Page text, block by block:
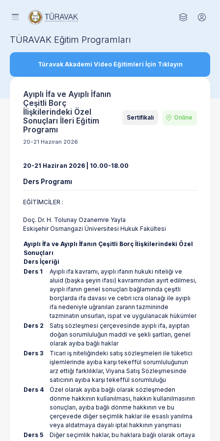
TÜRAVAK Eğitim Programları
Türavak Akademi Video Eğitimleri İçin Tıklayın
Ayıplı İfa ve Ayıplı İfanın
Çeşitli Borç
İlişkilerindeki Özel
Sonuçları İleri Eğitim
Programı
20-21 Haziran 2026
Sertifikalı Online
20-21 Haziran 2026 | 10.00-18.00
Ders Programı
EĞİTİMCİLER :
Doç. Dr. H. Tolunay Ozanemre Yayla
Eskişehir Osmangazi Üniversitesi Hukuk Fakültesi
Ayıplı İfa ve Ayıplı İfanın Çeşitli Borç İlişkilerindeki Özel
Sonuçları
Ders İçeriği
Ders 1
Ayıplı ifa kavramı, ayıplı ifanın hukuki niteliği ve
aluid (başka şeyin ifası) kavramından ayırt edilmesi,
ayıplı ifanın genel sonuçları bağlamında çeşitli
borçlarda ifa davası ve cebri icra olanağı ile ayıplı
ifa nedeniyle uğranılan zararın tazmininde
tazminatın unsurları, ispat ve uygulanacak hükümler
Ders 2
Satış sözleşmesi çerçevesinde ayıplı ifa, ayıptan
doğan sorumluluğun maddi ve şekli şartları, genel
olarak ayıba bağlı haklar
Ders 3
Ticari iş niteliğindeki satış sözleşmeleri ile tüketici
işlemlerinde ayıba karşı tekeffül sorumluluğunun
arz ettiği farklılıklar, Viyana Satış Sözleşmesinde
satıcının ayıba karşı tekeffül sorumluluğu
Ders 4
Özel olarak ayıba bağlı olarak sözleşmeden
dönme hakkının kullanılması, hakkın kullanılmasının
sonuçları, ayıba bağlı dönme hakkının ve bu
çerçevede diğer seçimlik haklar ile esaslı yanılma
veya aldatmaya dayalı iptal hakkının yarışması
Ders 5
Diğer seçimlik haklar, bu haklara bağlı olarak ortaya